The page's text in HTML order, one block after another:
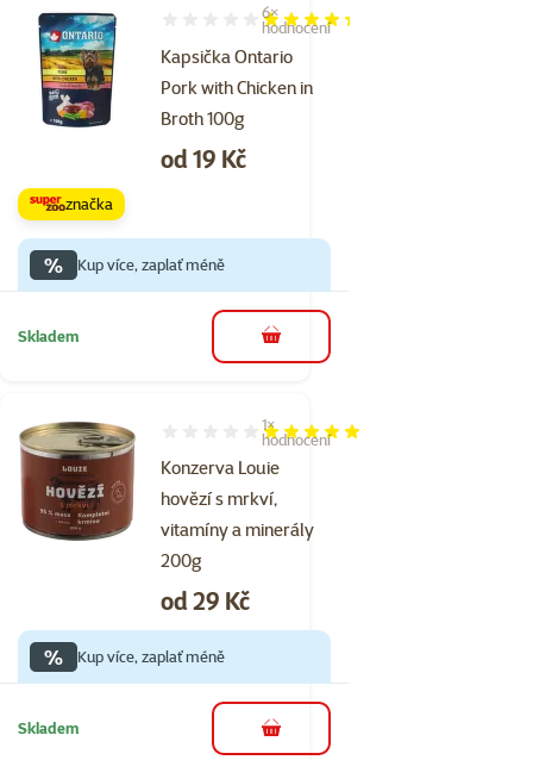
Kapsička Ontario
Pork with Chicken in
Broth 100g
Hodnocení 87%, počet hodnocení: 6
6×
hodnocení
Cena
od 19 Kč
značka
% Kup více, zaplať méně
Skladem do košíku
Konzerva Louie
hovězí s mrkví,
vitamíny a minerály
200g
Hodnocení 100%, počet hodnocení: 1
1×
hodnocení
Cena
od 29 Kč
% Kup více, zaplať méně
Skladem do košíku